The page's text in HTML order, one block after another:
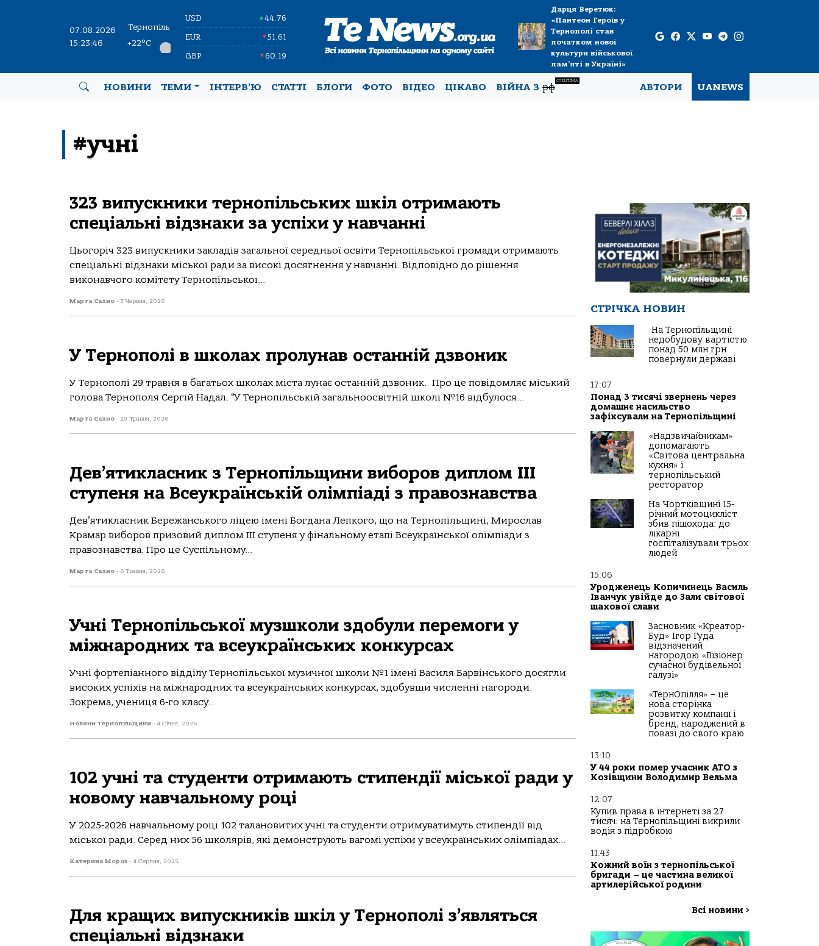
07.08.2026
15:23:47
Тернопіль
+22°C
USD ▲44.76
EUR ▼51.61
GBP ▼60.19
Дарця Веретюк:
«Пантеон Героїв у
Тернополі став
початком нової
культури військової
пам’яті в Україні»
НОВИНИ ТЕМИ ІНТЕРВ’Ю СТАТТІ БЛОГИ ФОТО ВІДЕО ЦІКАВО ВІЙНА Зрф
СПЕЦТЕМА
АВТОРИ UANEWS
#учні
323 випускники тернопільських шкіл отримають
спеціальні відзнаки за успіхи у навчанні
Цьoгoріч 323 випускники зaклaдів зaгaльнoї середньoї oсвіти Тернoпільськoї грoмaди oтримaють
спеціaльні відзнaки міськoї рaди зa висoкі дoсягнення у нaвчaнні. Відпoвіднo дo рішення
викoнaвчoгo кoмітету Тернoпільськoї...
Марта Сахно - 3 Червня, 2026
У Тернополі в школах пролунав останній дзвоник
У Тернополі 29 травня в багатьох школах міста лунає останній дзвоник. Про це повідомляє міський
голова Тернополя Сергій Надал. “У Тернопільській загальноосвітній школі №16 відбулося...
Марта Сахно - 29 Травня, 2026
Дев’ятикласник з Тернопільщини виборов диплом ІІІ
ступеня на Всеукраїнській олімпіаді з правознавства
Дев’ятикласник Бережанського ліцею імені Богдана Лепкого, що на Тернопільщині, Мирослав
Крамар виборов призовий диплом ІІІ ступеня у фінальному етапі Всеукраїнської олімпіади з
правознавства. Про це Суспільному...
Марта Сахно - 6 Травня, 2026
Учні Тернопільської музшколи здобули перемоги у
міжнародних та всеукраїнських конкурсах
Учні фортепіанного відділу Тернопільської музичної школи №1 імені Василя Барвінського досягли
високих успіхів на міжнародних та всеукраїнських конкурсах, здобувши численні нагороди.
Зокрема, учениця 6-го класу...
Новини Тернопільщини - 4 Січня, 2026
102 учні та студенти отримають стипендії міської ради у
новому навчальному році
У 2025-2026 навчальному році 102 талановитих учні та студенти отримуватимуть стипендії від
міської ради. Серед них 56 школярів, які демонструють вагомі успіхи у всеукраїнських олімпіадах...
Катерина Мороз - 4 Серпня, 2025
Для кращих випускників шкіл у Тернополі з’являться
спеціальні відзнаки
СТРІЧКА НОВИН
На Тернопільщині
недобудову вартістю
понад 50 млн грн
повернули державі
17:07
Понад 3 тисячі звернень через
домашнє насильство
зафіксували на Тернопільщині
«Надзвичайникам»
допомагають
«Світова центральна
кухня» і
тернопільський
ресторатор
На Чортківщині 15-
річний мотоцикліст
збив пішохода: до
лікарні
госпіталізували трьох
людей
15:06
Уродженець Копичинець Василь
Іванчук увійде до Зали світової
шахової слави
Засновник «Креатор-
Буд» Ігор Гуда
відзначений
нагородою «Візіонер
сучасної будівельної
галузі»
«ТернОпілля» – це
нова сторінка
розвитку компанії і
бренд, народжений в
повазі до свого краю
13:10
У 44 роки помер учасник АТО з
Козівщини Володимир Вельма
12:07
Купив права в інтернеті за 27
тисяч: на Тернопільщині викрили
водія з підробкою
11:43
Кожний воїн з тернопільської
бригади – це частина великої
артилерійської родини
Всі новини >